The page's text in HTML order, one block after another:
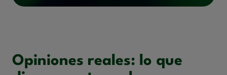
Opiniones reales: lo que